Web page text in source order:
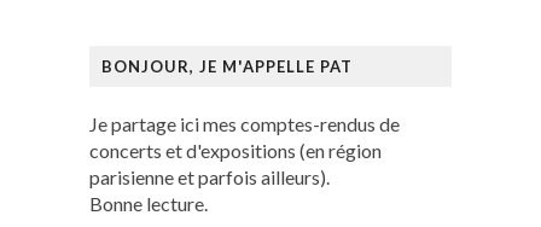
BONJOUR, JE M'APPELLE PAT
Je partage ici mes comptes-rendus de
concerts et d'expositions (en région
parisienne et parfois ailleurs).
Bonne lecture.